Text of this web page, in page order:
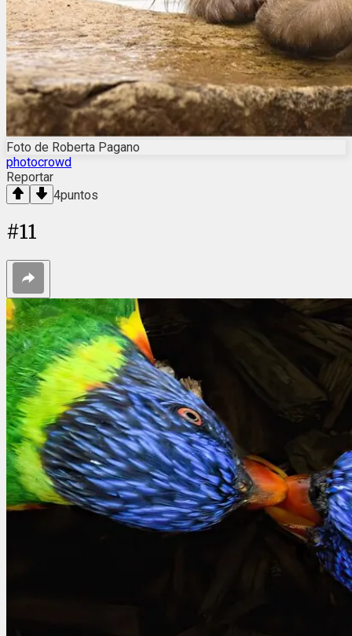
Foto de Roberta Pagano
photocrowd
Reportar
4puntos
#11